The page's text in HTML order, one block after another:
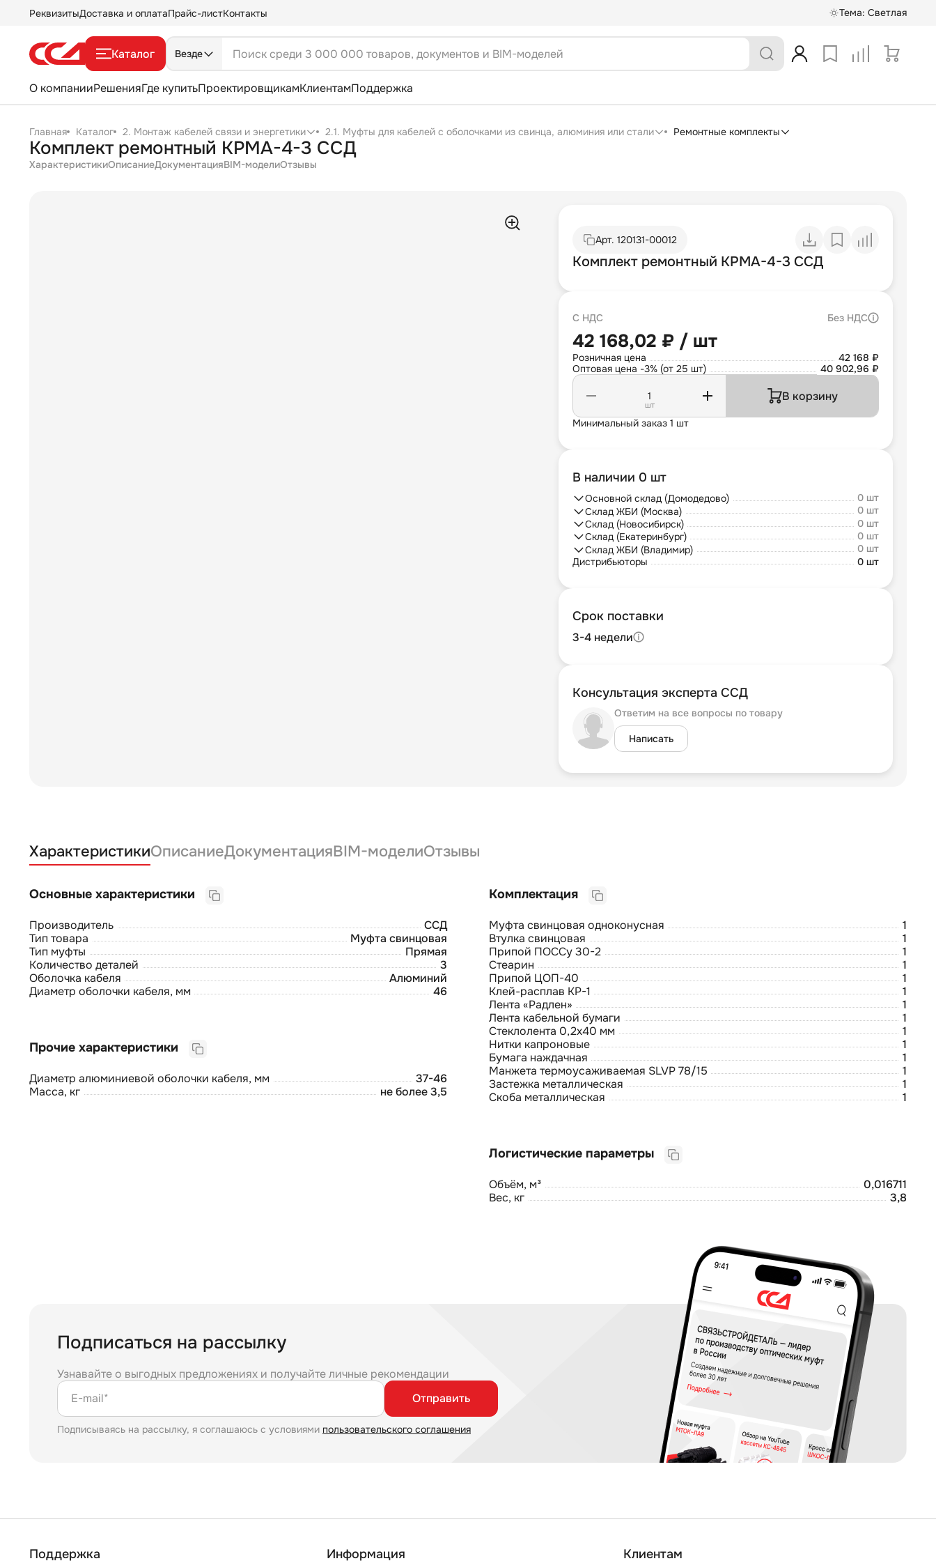
РеквизитыДоставка и оплатаПрайс-листКонтакты Тема: Светлая
Каталог Везде
О компанииРешенияГде купитьПроектировщикамКлиентамПоддержка
Главная Каталог 2. Монтаж кабелей связи и энергетики 2.1. Муфты для кабелей с оболочками из свинца, алюминия или стали Ремонтные комплекты
Комплект ремонтный КРМА-4-3 ССД
ХарактеристикиОписаниеДокументацияBIM-моделиОтзывы
Арт. 120131-00012
Комплект ремонтный КРМА-4-3 ССД
С НДС Без НДС
42 168,02 ₽ / шт
Розничная цена
42 168 ₽
Оптовая цена -3% (от 25 шт)
40 902,96 ₽
шт
В корзину
Минимальный заказ 1 шт
В наличии 0 шт
Основной склад (Домодедово)
0 шт
Склад ЖБИ (Москва)
0 шт
Склад (Новосибирск)
0 шт
Склад (Екатеринбург)
0 шт
Склад ЖБИ (Владимир)
0 шт
Дистрибьюторы
0 шт
Срок поставки
3-4 недели
Консультация эксперта ССД
Ответим на все вопросы по товару
Написать
ХарактеристикиОписаниеДокументацияBIM-моделиОтзывы
Производитель
ССД
Тип товара
Муфта свинцовая
Тип муфты
Прямая
Количество деталей
3
Оболочка кабеля
Алюминий
Диаметр оболочки кабеля, мм
46
Диаметр алюминиевой оболочки кабеля, мм
37-46
Масса, кг
не более 3,5
Муфта свинцовая одноконусная
1
Втулка свинцовая
1
Припой ПОССу 30-2
1
Стеарин
1
Припой ЦОП-40
1
Клей-расплав КР-1
1
Лента «Радлен»
1
Лента кабельной бумаги
1
Стеклолента 0,2х40 мм
1
Нитки капроновые
1
Бумага наждачная
1
Манжета термоусаживаемая SLVP 78/15
1
Застежка металлическая
1
Скоба металлическая
1
Объём, м³
0,016711
Вес, кг
3,8
Подписаться на рассылку
Узнавайте о выгодных предложениях и получайте личные рекомендации
E-mail*
Отправить
Подписываясь на рассылку, я соглашаюсь с условиями пользовательского соглашения
Поддержка Информация Клиентам